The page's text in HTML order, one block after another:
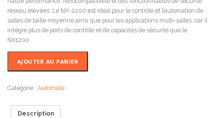
réseau élevées. Le NX-2200 est idéal pour le contrôle et l’automation de
salles de taille moyenne ainsi que pour les applications multi-salles, car il
intègre plus de ports de contrôle et de capacités de sécurité que le
NX1200.
NX-
Processeur
AJOUTER AU PANIER
Catégorie : Automate
Description